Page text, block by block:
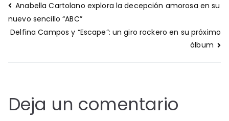
Navegación
de
entradas
Anabella Cartolano explora la decepción amorosa en su
nuevo sencillo “ABC”
Delfina Campos y “Escape”: un giro rockero en su próximo
álbum
Deja un comentario